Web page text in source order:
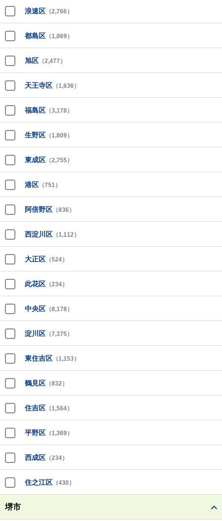
浪速区 （2,766）
都島区 （1,869）
旭区 （2,477）
天王寺区 （1,636）
福島区 （3,178）
生野区 （1,809）
東成区 （2,755）
港区 （751）
阿倍野区 （836）
西淀川区 （1,112）
大正区 （524）
此花区 （234）
中央区 （8,178）
淀川区 （7,375）
東住吉区 （1,153）
鶴見区 （832）
住吉区 （1,564）
平野区 （1,369）
西成区 （234）
住之江区 （430）
堺市